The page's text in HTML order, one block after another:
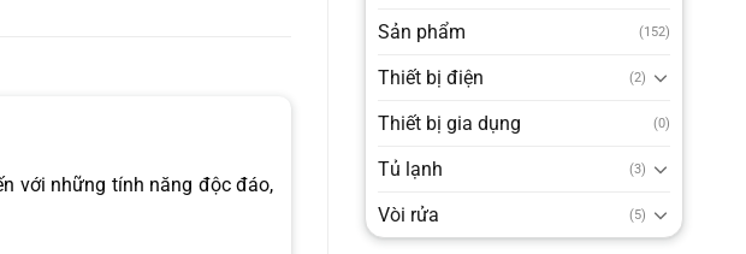
Sản phẩm (152)
Thiết bị điện (2)
Thiết bị gia dụng (0)
Tủ lạnh (3)
Vòi rửa (5)
với những tính năng độc đáo,